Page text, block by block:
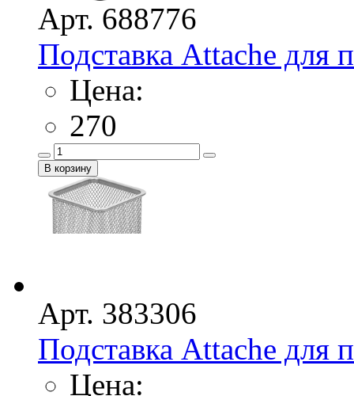
Арт. 688776
Подставка Attache для
Цена:
270
Арт. 383306
Подставка Attache для
Цена: